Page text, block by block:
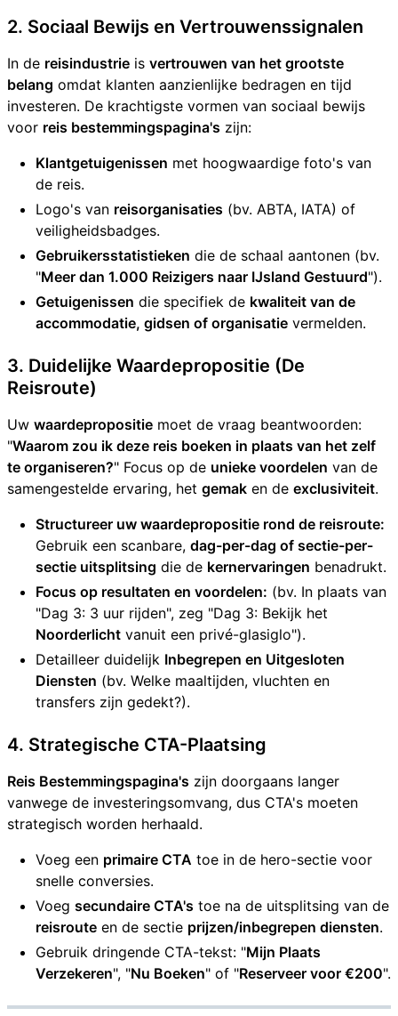
2. Sociaal Bewijs en Vertrouwenssignalen
In de reisindustrie is vertrouwen van het grootste
belang omdat klanten aanzienlijke bedragen en tijd
investeren. De krachtigste vormen van sociaal bewijs
voor reis bestemmingspagina's zijn:
Klantgetuigenissen met hoogwaardige foto's van
de reis.
Logo's van reisorganisaties (bv. ABTA, IATA) of
veiligheidsbadges.
Gebruikersstatistieken die de schaal aantonen (bv.
"Meer dan 1.000 Reizigers naar IJsland Gestuurd").
Getuigenissen die specifiek de kwaliteit van de
accommodatie, gidsen of organisatie vermelden.
3. Duidelijke Waardepropositie (De
Reisroute)
Uw waardepropositie moet de vraag beantwoorden:
"Waarom zou ik deze reis boeken in plaats van het zelf
te organiseren?" Focus op de unieke voordelen van de
samengestelde ervaring, het gemak en de exclusiviteit.
Structureer uw waardepropositie rond de reisroute:
Gebruik een scanbare, dag-per-dag of sectie-per-
sectie uitsplitsing die de kernervaringen benadrukt.
Focus op resultaten en voordelen: (bv. In plaats van
"Dag 3: 3 uur rijden", zeg "Dag 3: Bekijk het
Noorderlicht vanuit een privé-glasiglo").
Detailleer duidelijk Inbegrepen en Uitgesloten
Diensten (bv. Welke maaltijden, vluchten en
transfers zijn gedekt?).
4. Strategische CTA-Plaatsing
Reis Bestemmingspagina's zijn doorgaans langer
vanwege de investeringsomvang, dus CTA's moeten
strategisch worden herhaald.
Voeg een primaire CTA toe in de hero-sectie voor
snelle conversies.
Voeg secundaire CTA's toe na de uitsplitsing van de
reisroute en de sectie prijzen/inbegrepen diensten.
Gebruik dringende CTA-tekst: "Mijn Plaats
Verzekeren", "Nu Boeken" of "Reserveer voor €200".